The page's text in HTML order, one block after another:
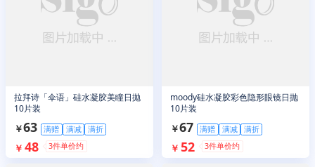
拉拜诗「伞语」硅水凝胶美瞳日抛
10片装
￥63 满赠 满减 满折
￥ 48 3件单价约
moody硅水凝胶彩色隐形眼镜日抛
10片装
￥67 满赠 满减 满折
￥ 52 3件单价约